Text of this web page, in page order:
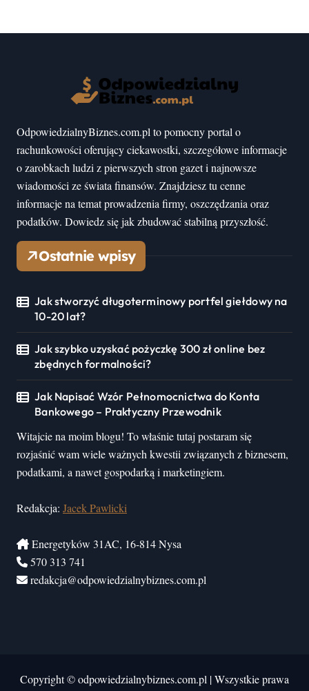
OdpowiedzialnyBiznes.com.pl to pomocny portal o
rachunkowości oferujący ciekawostki, szczegółowe informacje
o zarobkach ludzi z pierwszych stron gazet i najnowsze
wiadomości ze świata finansów. Znajdziesz tu cenne
informacje na temat prowadzenia firmy, oszczędzania oraz
podatków. Dowiedz się jak zbudować stabilną przyszłość.
Ostatnie wpisy
Jak stworzyć długoterminowy portfel giełdowy na
10-20 lat?
Jak szybko uzyskać pożyczkę 300 zł online bez
zbędnych formalności?
Jak Napisać Wzór Pełnomocnictwa do Konta
Bankowego – Praktyczny Przewodnik
Witajcie na moim blogu! To właśnie tutaj postaram się
rozjaśnić wam wiele ważnych kwestii związanych z biznesem,
podatkami, a nawet gospodarką i marketingiem.
Redakcja: Jacek Pawlicki
Energetyków 31AC, 16-814 Nysa
570 313 741
redakcja@odpowiedzialnybiznes.com.pl
Copyright © odpowiedzialnybiznes.com.pl |Wszystkie prawa